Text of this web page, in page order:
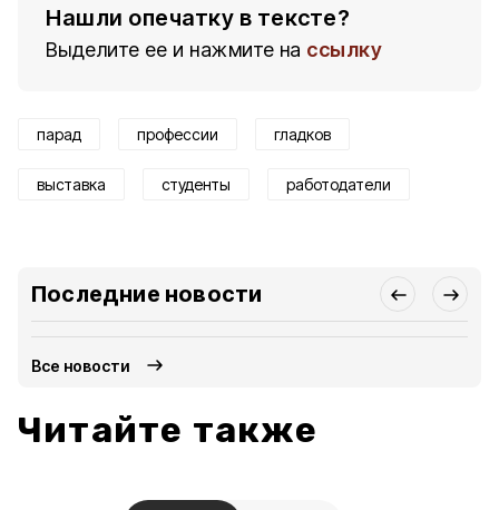
Нашли опечатку в тексте?
Выделите ее и нажмите на ссылку
парад профессии гладков
выставка студенты работодатели
Последние новости
Все новости
Читайте также